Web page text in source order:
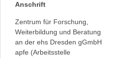
Anschrift
Zentrum für Forschung,
Weiterbildung und Beratung
an der ehs Dresden gGmbH
apfe (Arbeitsstelle